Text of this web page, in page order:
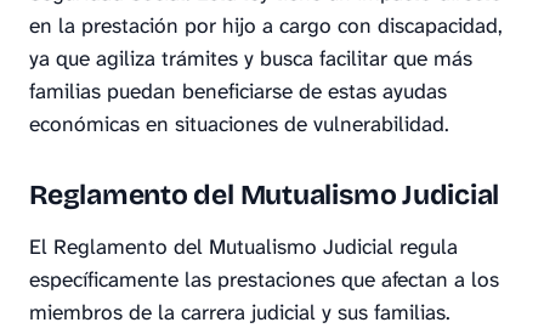
en la prestación por hijo a cargo con discapacidad,
ya que agiliza trámites y busca facilitar que más
familias puedan beneficiarse de estas ayudas
económicas en situaciones de vulnerabilidad.
Reglamento del Mutualismo Judicial
El Reglamento del Mutualismo Judicial regula
específicamente las prestaciones que afectan a los
miembros de la carrera judicial y sus familias.